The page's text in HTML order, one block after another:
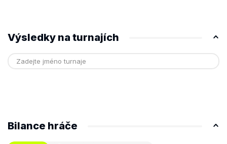
Výsledky na turnajích
Bilance hráče